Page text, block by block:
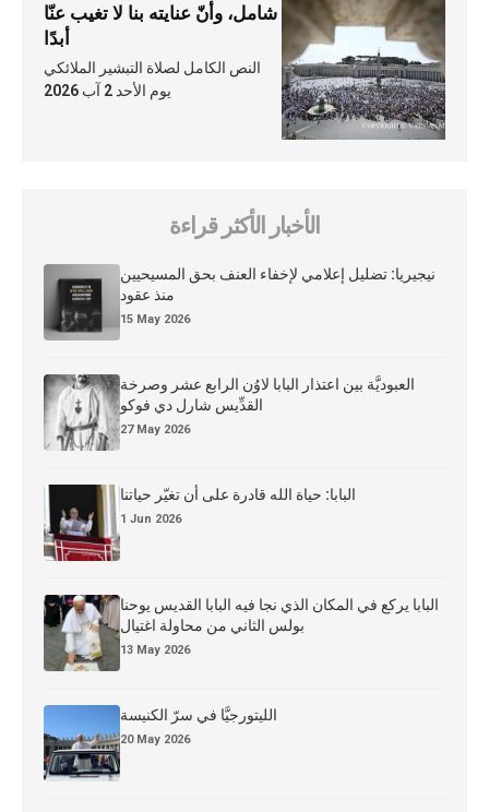
شامل، وأنّ عنايته بنا لا تغيب عنّا
أبدًا
النص الكامل لصلاة التبشير الملائكي
يوم الأحد 2 آب 2026
الأخبار الأكثر قراءة
نيجيريا: تضليل إعلامي لإخفاء العنف بحق المسيحيين
منذ عقود
15 May 2026
العبوديَّة بين اعتذار البابا لاوُن الرابع عشر وصرخة
القدِّيس شارل دي فوكو
27 May 2026
البابا: حياة الله قادرة على أن تغيّر حياتنا
1 Jun 2026
البابا يركع في المكان الذي نجا فيه البابا القديس يوحنا
بولس الثاني من محاولة اغتيال
13 May 2026
الليتورجيَّا في سرّ الكنيسة
20 May 2026